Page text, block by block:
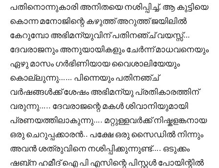
പതിനൊന്നുകാരി അനിതയെ നശിപ്പിച്ച്, ആ കുട്ടിയെ
കൊന്ന മനോജിന്റെ കഴുത്ത് അറുത്ത് ജയിലിൽ
കേറുമ്പോ അഭിമന്യുവിന് പതിനഞ്ച് വയസ്സ്…
ദേവരാജനും അനുയായികളും ചേർന്ന് മാധവനെയും
ഏഴു മാസം ഗർഭിണിയായ വൈശാലിയേയും
കൊല്ലുന്നു…… പിന്നെയും പതിനഞ്ച്
വർഷങ്ങൾക്ക് ശേഷം അഭിമന്യു പ്രതികാരത്തിന്
വരുന്നു….. ദേവരാജന്റെ മകൾ ശിവാനിയുമായി
പ്രണയത്തിലാകുന്നു…. മറ്റുള്ളവർക്ക് നിഷ്കളങ്കനായ
ഒരു ചെറുപ്പക്കാരൻ.. പക്ഷേ ഒരു സൈഡിൽ നിന്നും
അവൻ ശത്രുവിനെ നശിപ്പിക്കുന്നുണ്ട്…. ഒടുക്കം
ഷബ്‌ന ഹമീദ് ഐ പി എസിന്റെ പിസ്റ്റൾ പോയിന്റിൽ